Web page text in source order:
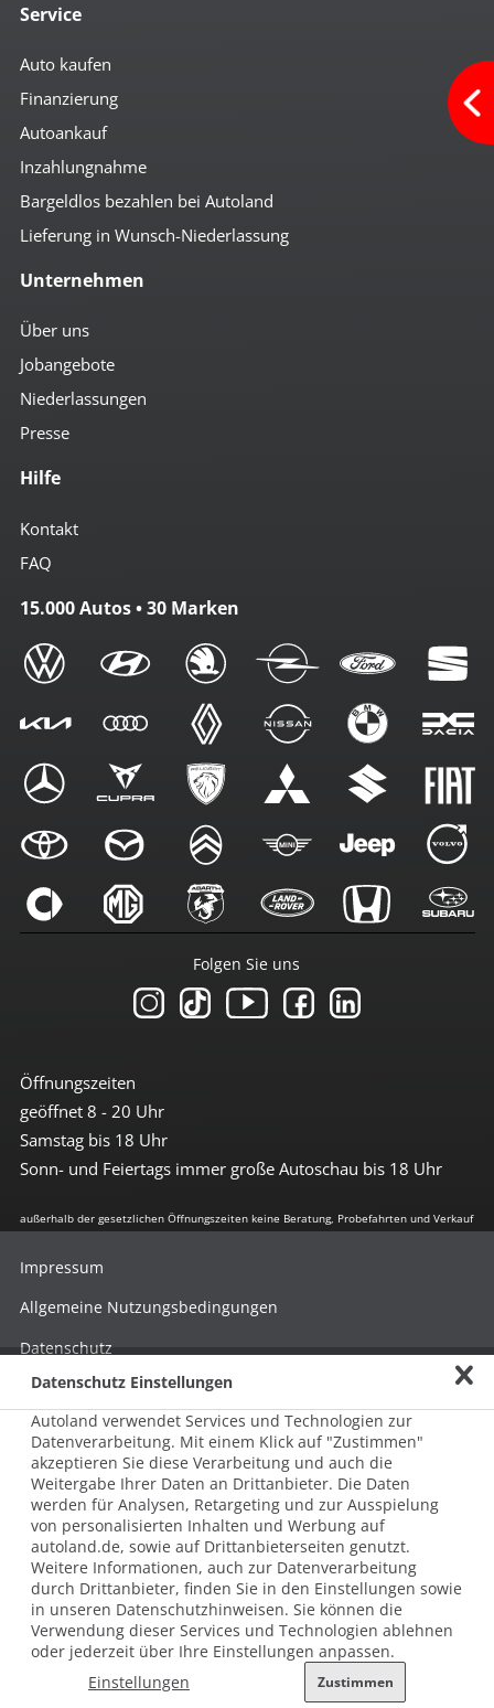
Service
Auto kaufen
Finanzierung
Autoankauf
Inzahlungnahme
Bargeldlos bezahlen bei Autoland
Lieferung in Wunsch-Niederlassung
Unternehmen
Über uns
Jobangebote
Niederlassungen
Presse
Hilfe
Kontakt
FAQ
15.000 Autos • 30 Marken
Öffnungszeiten
geöffnet 8 - 20 Uhr
Samstag bis 18 Uhr
Sonn- und Feiertags immer große Autoschau bis 18 Uhr
Folgen Sie uns
außerhalb der gesetzlichen Öffnungszeiten keine Beratung, Probefahrten und Verkauf
© 2026 AUTOLAND 24 SE & Co. Betriebs KG
Werner-von-Siemens-Str. 2, 06796 Brehna, Deutschland
Impressum
Allgemeine Nutzungsbedingungen
Datenschutz
Hinweisgebersystem nach HinSchG
Beschwerde nach LkSG
Grundsatzerklärung zum LkSG
Datenschutz Einstellungen
Autoland verwendet Services und Technologien zur
Datenverarbeitung. Mit einem Klick auf "Zustimmen"
akzeptieren Sie diese Verarbeitung und auch die
Weitergabe Ihrer Daten an Drittanbieter. Die Daten
werden für Analysen, Retargeting und zur Ausspielung
von personalisierten Inhalten und Werbung auf
autoland.de, sowie auf Drittanbieterseiten genutzt.
Weitere Informationen, auch zur Datenverarbeitung
durch Drittanbieter, finden Sie in den Einstellungen sowie
in unseren Datenschutzhinweisen. Sie können die
Verwendung dieser Services und Technologien ablehnen
oder jederzeit über Ihre Einstellungen anpassen.
Einstellungen
Zustimmen